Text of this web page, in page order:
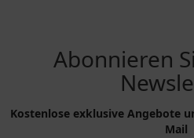
Abonnieren
Kostenlose exklusive Angebote
Mail